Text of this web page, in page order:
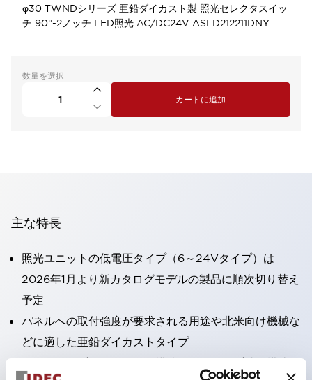
φ30 TWNDシリーズ 亜鉛ダイカスト製 照光セレクタスイッ
チ 90°-2ノッチ LED照光 AC/DC24V ASLD212211DNY
数量を選択
カートに追加
主な特長
照光ユニットの低電圧タイプ（6～24Vタイプ）は
2026年1月より新カタログモデルの製品に順次切り替え
予定
パネルへの取付強度が要求される用途や北米向け機械な
どに適した亜鉛ダイカストタイプ
フィンガープロテクション構造、ねじアップ端子構造、